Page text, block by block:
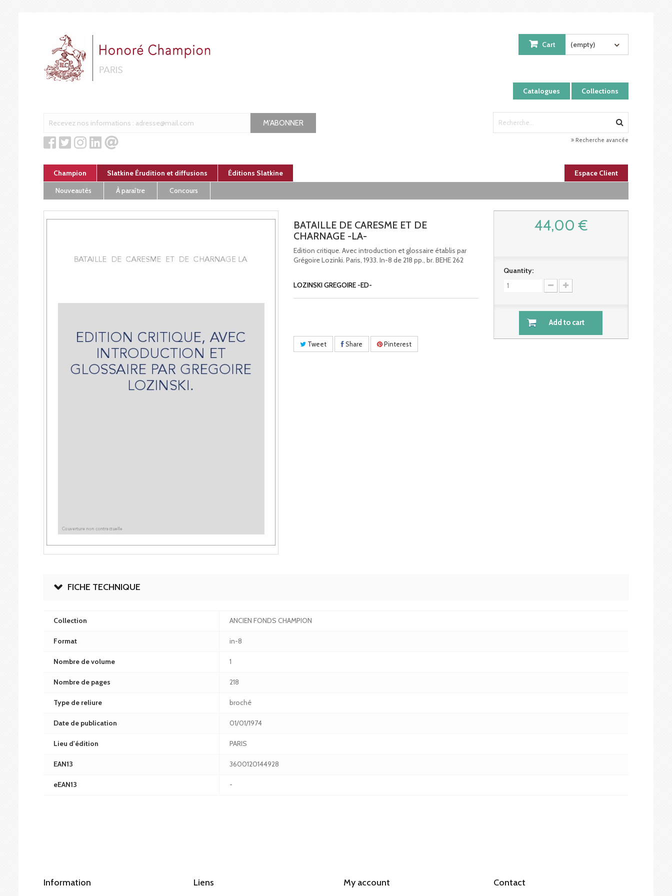
Catalogues Collections
Cart (empty)
M'ABONNER
Recherche avancée
Champion Slatkine Érudition et diffusions Éditions Slatkine
Espace Client
Nouveautés
À paraître Concours
BATAILLE DE CARESME ET DE
CHARNAGE -LA-
Edition critique. Avec introduction et glossaire établis par
Grégoire Lozinki. Paris, 1933. In-8 de 218 pp., br. BEHE 262
LOZINSKI GREGOIRE -ED-
Tweet Share Pinterest
44,00 €
Quantity:
Add to cart
FICHE TECHNIQUE
Collection ANCIEN FONDS CHAMPION
Format in-8
Nombre de volume 1
Nombre de pages 218
Type de reliure broché
Date de publication 01/01/1974
Lieu d'édition PARIS
EAN13 3600120144928
eEAN13 -
Information Liens My account Contact